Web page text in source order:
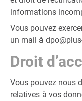
informations
Vous pouvez
un mail à
Droit
Vous pouvez nous
relatives à vos